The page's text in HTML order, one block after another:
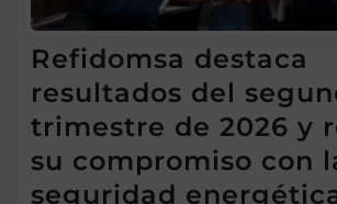
Refidomsa destaca
resultados del
trimestre de 2026 y
su compromiso con
seguridad